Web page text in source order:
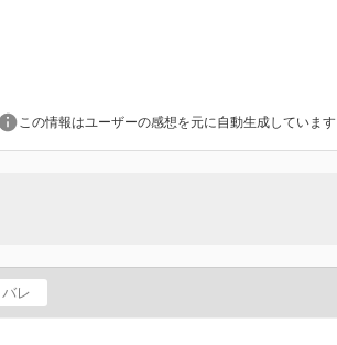
この情報はユーザーの感想を元に自動生成しています
レ